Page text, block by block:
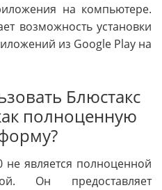
на компьютере.
возможность установки
из Google Play на
Блюстакс
полноценную
не является полноценной
Он предоставляет